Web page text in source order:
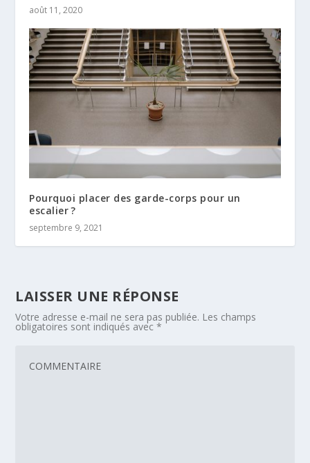
août 11, 2020
Pourquoi placer des garde-corps pour un
escalier ?
septembre 9, 2021
LAISSER UNE RÉPONSE
Votre adresse e-mail ne sera pas publiée. Les champs
obligatoires sont indiqués avec*